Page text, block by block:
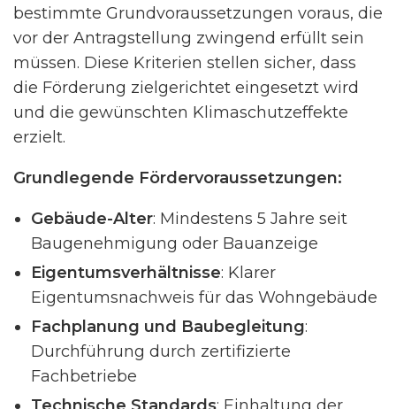
bestimmte Grundvoraussetzungen voraus, die
vor der Antragstellung zwingend erfüllt sein
müssen. Diese Kriterien stellen sicher, dass
die Förderung zielgerichtet eingesetzt wird
und die gewünschten Klimaschutzeffekte
erzielt.
Grundlegende Fördervoraussetzungen:
Gebäude-Alter: Mindestens 5 Jahre seit
Baugenehmigung oder Bauanzeige
Eigentumsverhältnisse: Klarer
Eigentumsnachweis für das Wohngebäude
Fachplanung und Baubegleitung:
Durchführung durch zertifizierte
Fachbetriebe